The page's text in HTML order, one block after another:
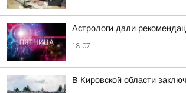
Астрологи дали
18:07
В Кировской области